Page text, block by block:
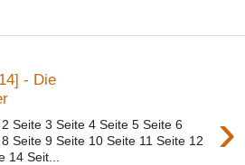
- Die
›
Seite 3 Seite 4 Seite 5 Seite 6
Seite 9 Seite 10 Seite 11 Seite 12
14 Seit...